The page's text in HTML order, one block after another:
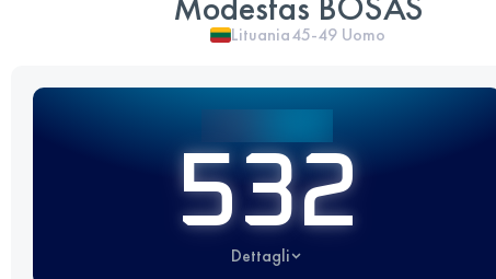
Lituania45-49 Uomo
532
Dettagli